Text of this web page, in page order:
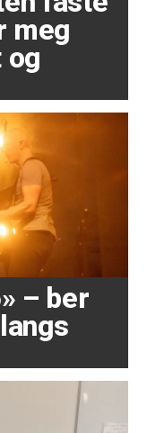
meg
og
– ber